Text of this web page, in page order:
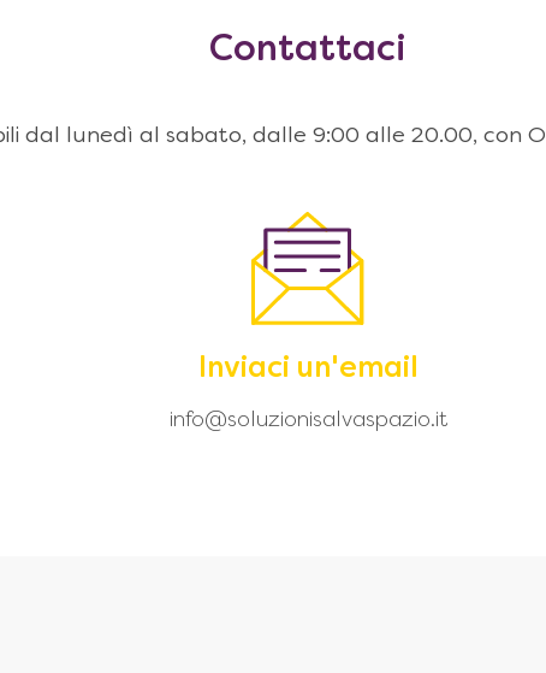
Contattaci
dal lunedì al sabato, dalle 9:00 alle 20.00, con
Inviaci un'email
info@soluzionisalvaspazio.it